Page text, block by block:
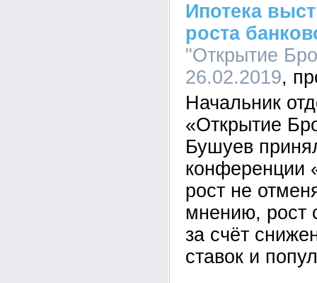
Ипотека
роста
"Открытие
26.02.2019
Начальник
«Открытие
Бушуев
конференции
рост не
мнению, рост
за счёт
ставок и